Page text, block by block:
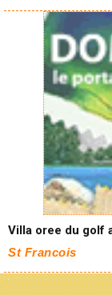
Villa oree du golf
St Francois